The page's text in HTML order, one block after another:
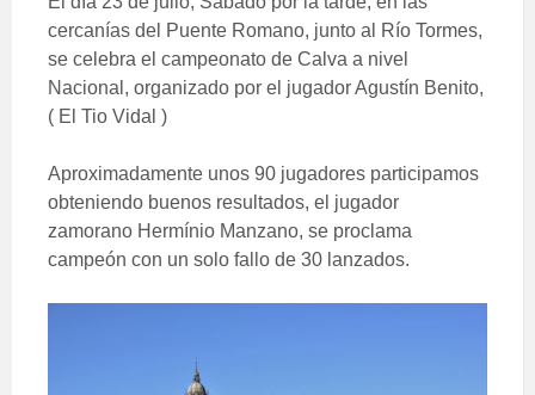
cercanías del Puente Romano, junto al Río Tormes,
se celebra el campeonato de Calva a nivel
Nacional, organizado por el jugador Agustín Benito,
( El Tio Vidal )
Aproximadamente unos 90 jugadores participamos
obteniendo buenos resultados, el jugador
zamorano Hermínio Manzano, se proclama
campeón con un solo fallo de 30 lanzados.